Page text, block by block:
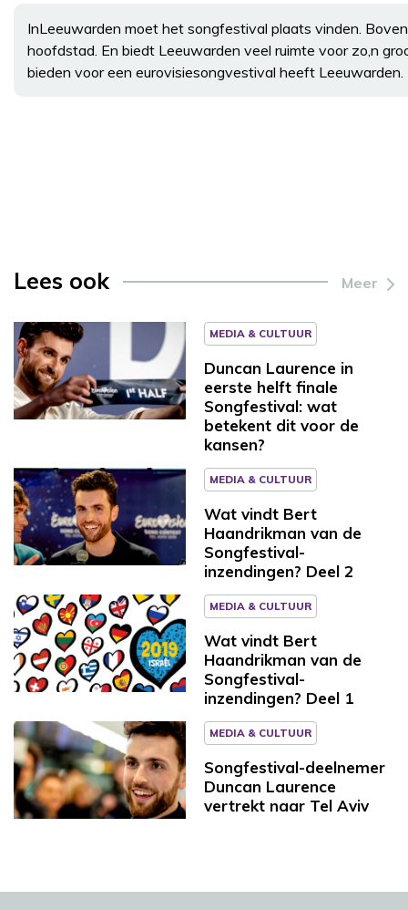
InLeeuwarden moet het songfestival plaats vinden.
hoofdstad. En biedt Leeuwarden veel ruimte voor zo,n
bieden voor een eurovisiesongvestival heeft
Lees ook Meer
MEDIA & CULTUUR
Duncan Laurence in
eerste helft finale
Songfestival: wat
betekent dit voor de
kansen?
MEDIA & CULTUUR
Wat vindt Bert
Haandrikman van de
Songfestival-
inzendingen? Deel 2
MEDIA & CULTUUR
Wat vindt Bert
Haandrikman van de
Songfestival-
inzendingen? Deel 1
MEDIA & CULTUUR
Songfestival-deelnemer
Duncan Laurence
vertrekt naar Tel Aviv